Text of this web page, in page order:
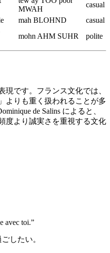
MWAH
casual
mah BLOHND
casual
mohn AHM SUHR polite
現です。フランス文化では、
よりも重く扱われることが多
de Salins によると、
度より誠実さを重視する文化
avec toi.”
したい。